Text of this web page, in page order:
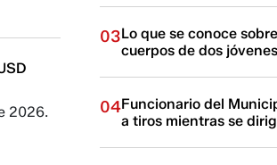
2026.
03Lo que se conoce
cuerpos de dos
04Funcionario del
a tiros mientras se